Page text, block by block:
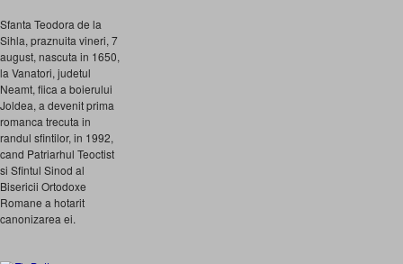
Sfanta Teodora de la
Sihla, praznuita vineri, 7
august, nascuta in 1650,
la Vanatori, judetul
Neamt, fiica a boierului
Joldea, a devenit prima
romanca trecuta in
randul sfintilor, in 1992,
cand Patriarhul Teoctist
si Sfintul Sinod al
Bisericii Ortodoxe
Romane a hotarit
canonizarea ei.